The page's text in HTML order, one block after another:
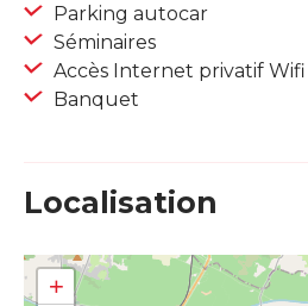
Parking autocar
Séminaires
Accès Internet privatif Wifi
Banquet
Localisation
+